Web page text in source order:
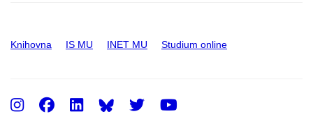
Knihovna IS MU INET MU Studium online
Instagram
Facebook
LinkedInTwitter